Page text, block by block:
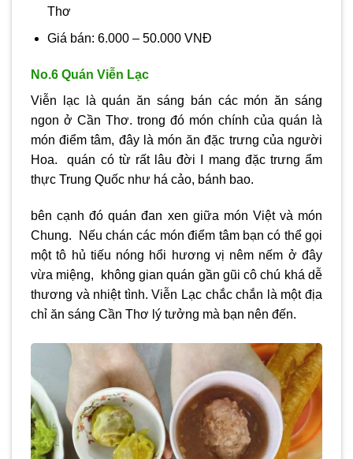
Thơ
Giá bán: 6.000 – 50.000 VNĐ
No.6 Quán Viễn Lạc
Viễn lạc là quán ăn sáng bán các món ăn sáng
ngon ở Cần Thơ. trong đó món chính của quán là
món điểm tâm, đây là món ăn đặc trưng của người
Hoa. quán có từ rất lâu đời I mang đặc trưng ẩm
thực Trung Quốc như há cảo, bánh bao.
bên cạnh đó quán đan xen giữa món Việt và món
Chung. Nếu chán các món điểm tâm bạn có thể gọi
một tô hủ tiếu nóng hổi hương vị nêm nếm ở đây
vừa miệng, không gian quán gần gũi cô chú khá dễ
thương và nhiệt tình. Viễn Lạc chắc chắn là một địa
chỉ ăn sáng Cần Thơ lý tưởng mà bạn nên đến.